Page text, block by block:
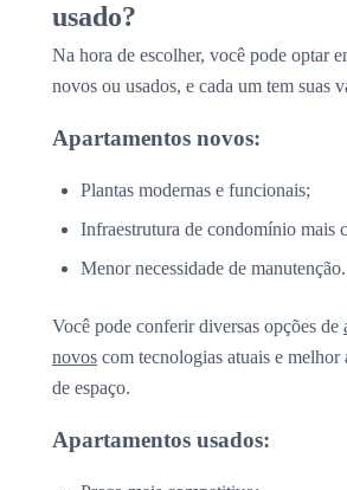
usado?
Na hora de escolher, você pode optar
novos ou usados, e cada um tem suas
Apartamentos novos:
Plantas modernas e funcionais;
Infraestrutura de condomínio mais
Menor necessidade de manutenção.
Você pode conferir diversas opções de
novos com tecnologias atuais e melhor
de espaço.
Apartamentos usados: